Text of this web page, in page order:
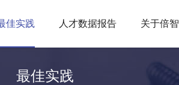
佳实践 人才数据报告 关于倍智
最佳实践